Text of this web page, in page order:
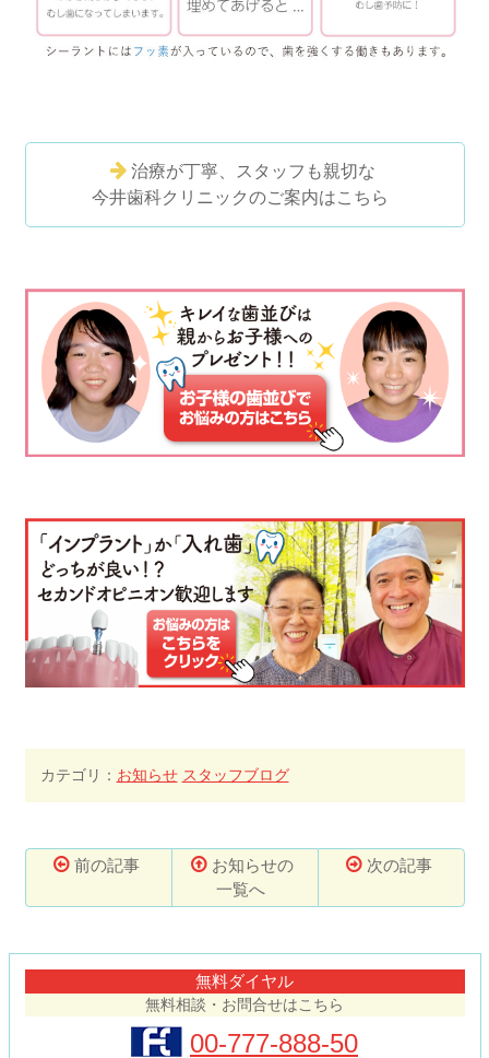
治療が丁寧、スタッフも親切な
今井歯科クリニックのご案内はこちら
カテゴリ： お知らせ スタッフブログ
前の記事
お知らせの
一覧へ
次の記事
無料ダイヤル
無料相談・お問合せはこちら
00-777-888-50